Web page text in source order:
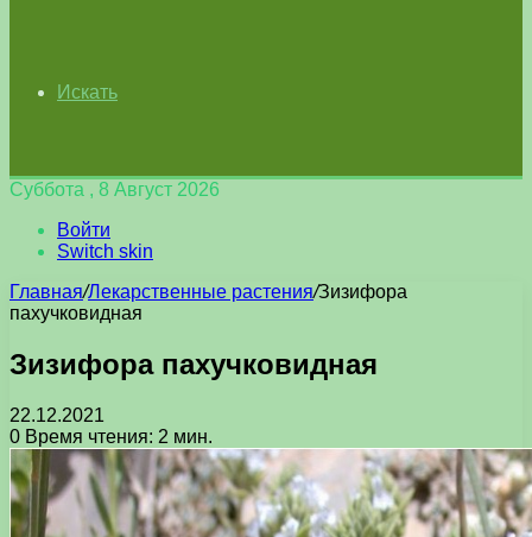
Искать
Суббота , 8 Август 2026
Войти
Switch skin
Главная/Лекарственные растения/Зизифора
пахучковидная
Зизифора пахучковидная
22.12.2021
0 Время чтения: 2 мин.